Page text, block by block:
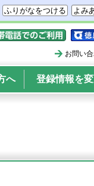
ふりがなをつける よみ
お問い
へ 登録情報を